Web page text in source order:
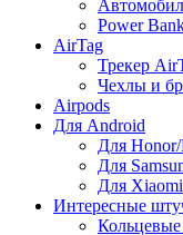
Power
AirTag
Трекер
Чехлы и
Airpods
Для Android
Для
Для
Для Xiaomi
Интересные